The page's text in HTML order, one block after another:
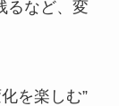
るなど、変
を楽しむ”